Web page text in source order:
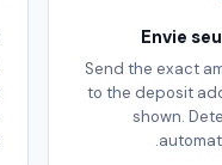
Envie
Send the exact
to the deposit
shown.